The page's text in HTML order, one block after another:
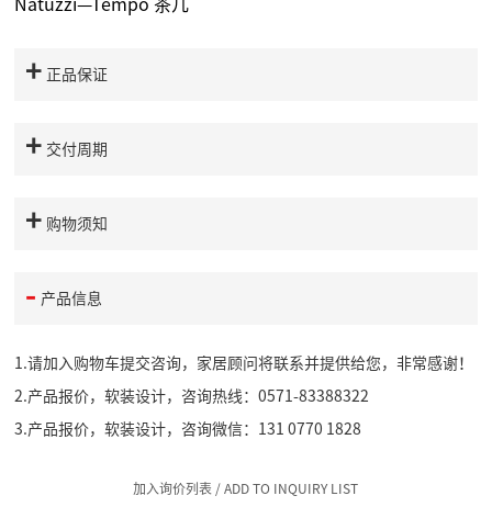
Natuzzi—Tempo 茶几
正品保证
交付周期
购物须知
产品信息
1.请加入购物车提交咨询，家居顾问将联系并提供给您，非常感谢！
2.产品报价，软装设计，咨询热线：0571-83388322
3.产品报价，软装设计，咨询微信：131 0770 1828
加入询价列表 / ADD TO INQUIRY LIST